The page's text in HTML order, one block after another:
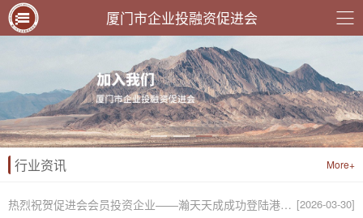
厦门市企业投融资促进会
行业资讯 More+
[2026-03-30]
热烈祝贺促进会会员投资企业——瀚天天成成功登陆港交所